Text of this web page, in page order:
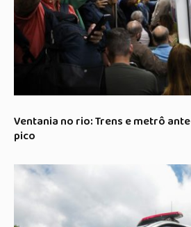
Ventania no rio: Trens e metrô
pico